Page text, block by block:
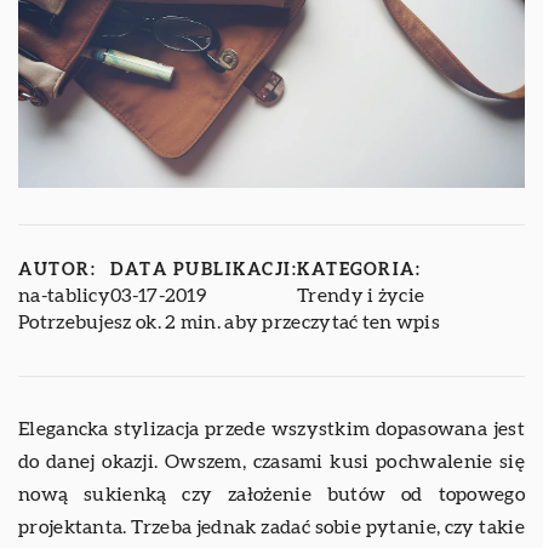
AUTOR:
na-tablicy
DATA PUBLIKACJI:
03-17-2019
KATEGORIA:
Trendy i życie
Potrzebujesz ok. 2 min. aby przeczytać ten wpis
Elegancka stylizacja przede wszystkim dopasowana jest
do danej okazji. Owszem, czasami kusi pochwalenie się
nową sukienką czy założenie butów od topowego
projektanta. Trzeba jednak zadać sobie pytanie, czy takie